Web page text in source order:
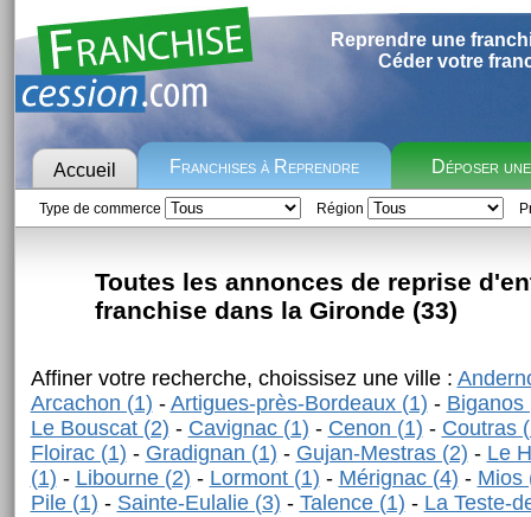
Reprendre une
Céder votre
Accueil Franchises à Reprendre Déposer
Type de commerce Région
Toutes les annonces de reprise
franchise dans la Gironde (33)
Affiner votre recherche, choissisez une ville :
Arcachon (1) - Artigues-près-Bordeaux (1) - Biganos
Le Bouscat (2) - Cavignac (1) - Cenon (1) - Coutras
Floirac (1) - Gradignan (1) - Gujan-Mestras (2) - Le
(1) - Libourne (2) - Lormont (1) - Mérignac (4) - Mios
Pile (1) - Sainte-Eulalie (3) - Talence (1) - La Teste-